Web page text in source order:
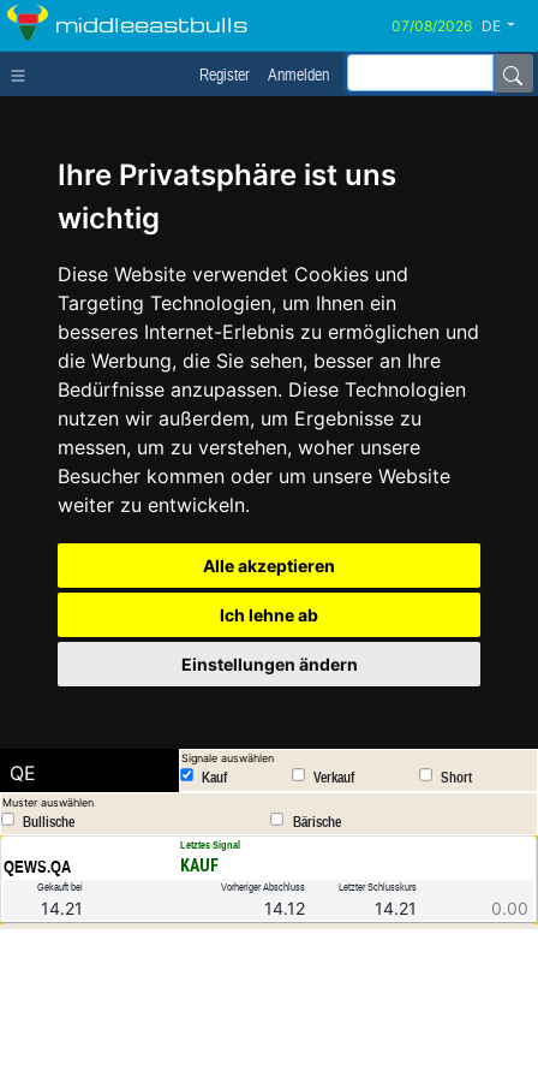
Ihre Privatsphäre ist uns
wichtig
Diese Website verwendet Cookies und
Targeting Technologien, um Ihnen ein
besseres Internet-Erlebnis zu ermöglichen und
die Werbung, die Sie sehen, besser an Ihre
Bedürfnisse anzupassen. Diese Technologien
nutzen wir außerdem, um Ergebnisse zu
messen, um zu verstehen, woher unsere
Besucher kommen oder um unsere Website
weiter zu entwickeln.
Alle akzeptieren
Ich lehne ab
Einstellungen ändern
middleeastbulls DE
Register Anmelden
QE
Signale auswählen
Kauf Verkauf Short
Muster auswählen
Bullische Bärische
QEWS.QA
Letztes Signal
KAUF
Gekauft bei
14.21
Vorheriger Abschluss
14.12
Letzter Schlusskurs
14.21 0.00